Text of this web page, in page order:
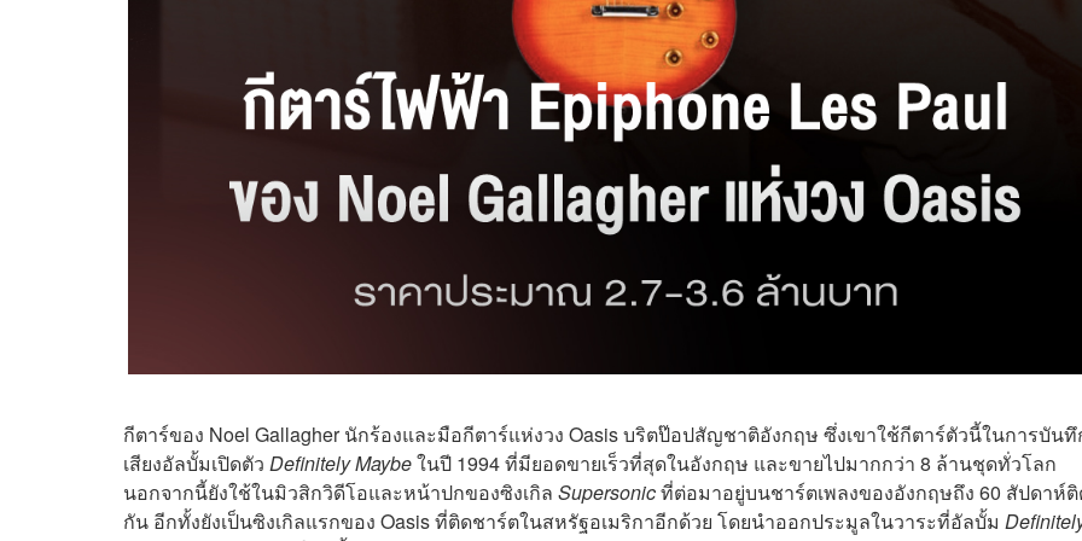
กีตาร์ของ Noel Gallagher นักร้องและมือกีตาร์แห่งวง Oasis บริตป๊อปสัญชาติอังกฤษ ซึ่งเขาใช้กีตาร์ตัวนี้ในการบัน
เสียงอัลบั้มเปิดตัว Definitely Maybeในปี 1994 ที่มียอดขายเร็วที่สุดในอังกฤษ และขายไปมากกว่า 8 ล้านชุดทั่วโลก
นอกจากนี้ยังใช้ในมิวสิกวิดีโอและหน้าปกของซิงเกิล Supersonicที่ต่อมาอยู่บนชาร์ตเพลงของอังกฤษถึง 60 สัปดาห์
กัน อีกทั้งยังเป็นซิงเกิลแรกของ Oasis ที่ติดชาร์ตในสหรัฐอเมริกาอีกด้วย โดยนำออกประมูลในวาระที่อัลบั้ม